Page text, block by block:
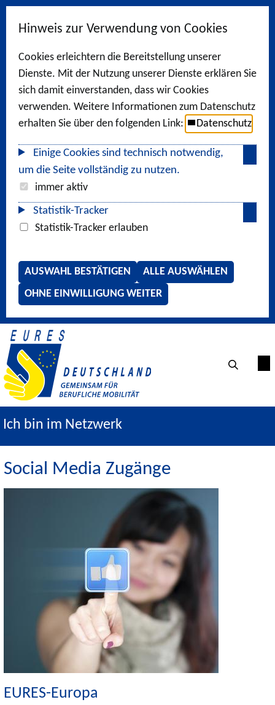
Hinweis zur Verwendung von Cookies
Cookies erleichtern die Bereitstellung unserer
Dienste. Mit der Nutzung unserer Dienste erklären Sie
sich damit einverstanden, dass wir Cookies
verwenden. Weitere Informationen zum Datenschutz
erhalten Sie über den folgenden Link:
Datenschutz
Einige Cookies sind technisch notwendig,
um die Seite vollständig zu nutzen.
immer aktiv
Statistik-Tracker
Statistik-Tracker erlauben
AUSWAHL BESTÄTIGEN
ALLE AUSWÄHLEN
OHNE EINWILLIGUNG WEITER
Ich bin im Netzwerk
Social Media Zugänge
EURES-Europa